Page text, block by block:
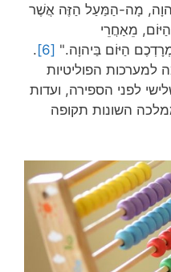
מָה-הַמַּעַל הַזֶּה אֲשֶׁר
מֵאַחֲרֵי
הַיּוֹם בַּיהוָה." [6]
.
למערכות הפוליטיות
לפני הספירה, ועדות
השונות תקופה